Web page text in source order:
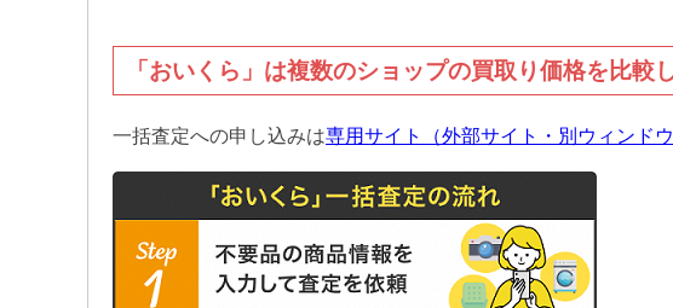
「おいくら」は複数のショップの買取り価格を比
一括査定への申し込みは専用サイト（外部サイト・別ウィンドウ